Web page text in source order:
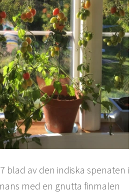
blad av den indiska spenaten i
med en gnutta finmalen